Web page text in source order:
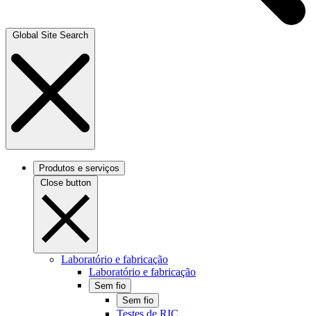
Global Site Search
Produtos e serviços
Close button
Laboratório e fabricação
Laboratório e fabricação
Sem fio
Sem fio